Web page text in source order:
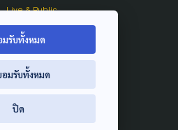
Live & Public
On air Clip
มรับทั้งหมด
อมรับทั้งหมด
ปิด